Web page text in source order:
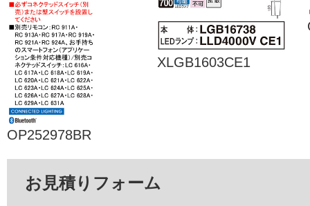
OP252978BR
XLGB1603CE1
お見積りフォーム